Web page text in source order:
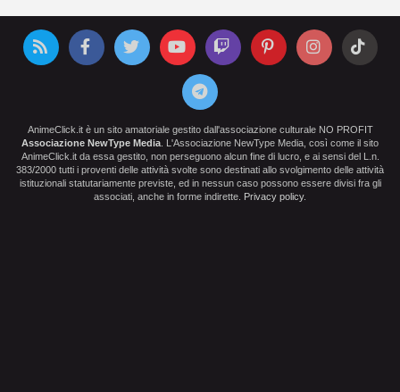
AnimeClick.it è un sito amatoriale gestito dall'associazione culturale NO PROFIT
Associazione NewType Media . L'Associazione NewType Media, così come il sito
AnimeClick.it da essa gestito, non perseguono alcun fine di lucro, e ai sensi del L.n.
383/2000 tutti i proventi delle attività svolte sono destinati allo svolgimento delle attività
istituzionali statutariamente previste, ed in nessun caso possono essere divisi fra gli
associati, anche in forme indirette. Privacy policy.